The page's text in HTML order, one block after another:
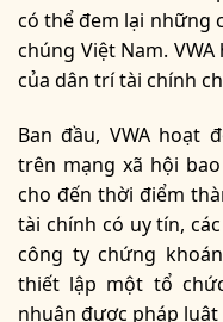
có thể đem lại những
chúng Việt Nam.
của dân trí tài chính
Ban đầu, VWA hoạt
trên mạng xã hội
cho đến thời điểm
tài chính có uy tín,
công ty chứng
thiết lập một tổ
nhuận được pháp luật